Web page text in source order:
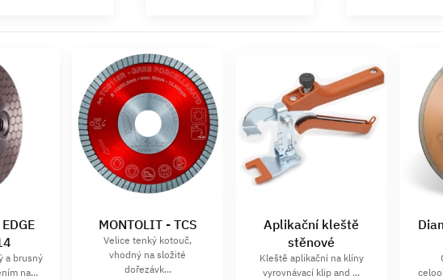
a brusný
na...
MONTOLIT - TCS
Velice tenký kotouč,
vhodný na složité
dořezávk...
Aplikační kleště
stěnové
Kleště aplikační na klíny
vyrovnávací klip and ...